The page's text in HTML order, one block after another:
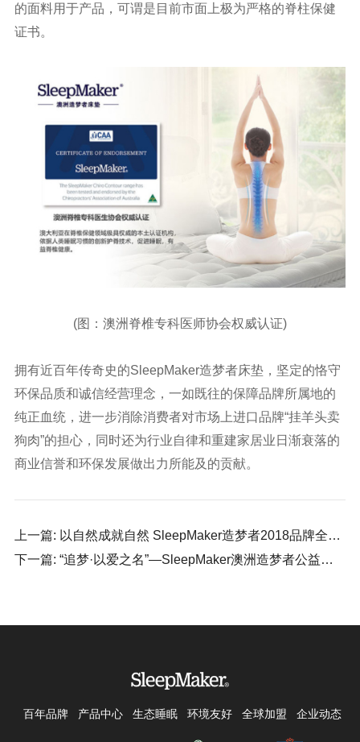
的面料用于产品，可谓是目前市面上极为严格的脊柱保健
证书。
(图：澳洲脊椎专科医师协会权威认证)
拥有近百年传奇史的SleepMaker造梦者床垫，坚定的恪守
环保品质和诚信经营理念，一如既往的保障品牌所属地的
纯正血统，进一步消除消费者对市场上进口品牌“挂羊头卖
狗肉”的担心，同时还为行业自律和重建家居业日渐衰落的
商业信誉和环保发展做出力所能及的贡献。
上一篇: 以自然成就自然 SleepMaker造梦者2018品牌全新形象发布
下一篇: “追梦·以爱之名”—SleepMaker澳洲造梦者公益计划燃情发布
百年品牌 产品中心 生态睡眠 环境友好 全球加盟 企业动态